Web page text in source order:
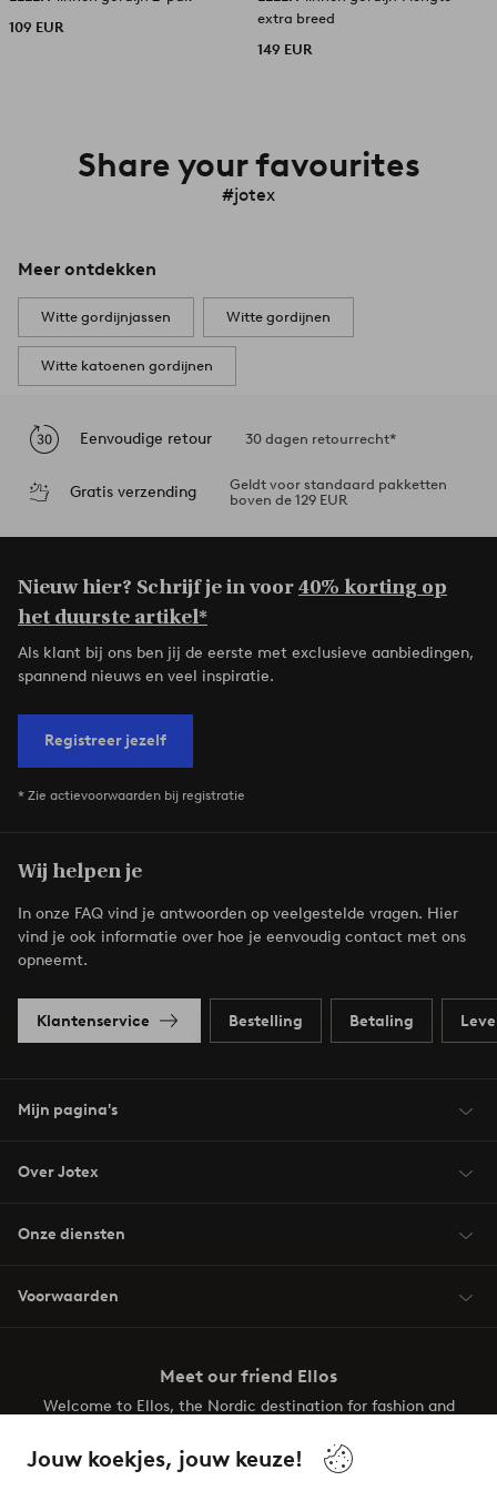
Jouw koekjes, jouw keuze!
109 EUR
extra breed
149 EUR
Share your favourites
#jotex
Meer ontdekken
Witte gordijnjassen Witte gordijnen
Witte katoenen gordijnen
Eenvoudige retour 30 dagen retourrecht*
Gratis verzending
Geldt voor standaard pakketten
boven de 129 EUR
Nieuw hier? Schrijf je in voor40% korting op
het duurste artikel*
Als klant bij ons ben jij de eerste met exclusieve aanbiedingen,
spannend nieuws en veel inspiratie.
Registreer jezelf
* Zie actievoorwaarden bij registratie
Wij helpen je
In onze FAQ vind je antwoorden op veelgestelde vragen. Hier
vind je ook informatie over hoe je eenvoudig contact met ons
opneemt.
Klantenservice Bestelling Betaling
Mijn pagina's
Over Jotex
Onze diensten
Voorwaarden
Meet our friend Ellos
Welcome to Ellos, the Nordic destination for fashion and
your wardrobe. Your next inspiring look is here!